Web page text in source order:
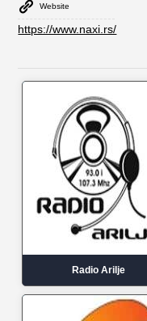
Website
https://www.naxi.rs/
Radio Arilje